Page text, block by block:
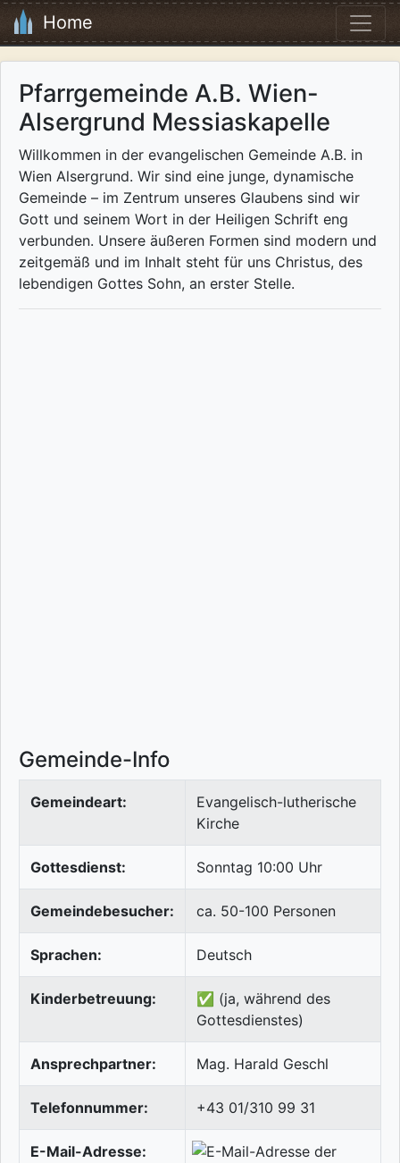
Home
Pfarrgemeinde A.B. Wien-
Alsergrund Messiaskapelle
Willkommen in der evangelischen Gemeinde A.B. in
Wien Alsergrund. Wir sind eine junge, dynamische
Gemeinde – im Zentrum unseres Glaubens sind wir
Gott und seinem Wort in der Heiligen Schrift eng
verbunden. Unsere äußeren Formen sind modern und
zeitgemäß und im Inhalt steht für uns Christus, des
lebendigen Gottes Sohn, an erster Stelle.
Gemeinde-Info
Gemeindeart:
Evangelisch-lutherische
Kirche
Gottesdienst: Sonntag 10:00 Uhr
Gemeindebesucher: ca. 50-100 Personen
Sprachen: Deutsch
Kinderbetreuung:
✅ (ja, während des
Gottesdienstes)
Ansprechpartner: Mag. Harald Geschl
Telefonnummer: +43 01/310 99 31
E-Mail-Adresse: